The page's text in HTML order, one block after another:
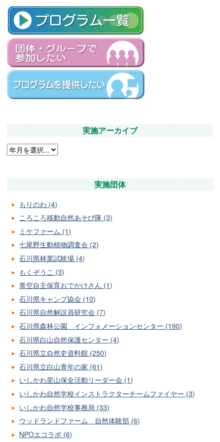
実施アーカイブ
実施団体
もりのわ (4)
ころころ移動自然あそび隊 (3)
ミケファーム (1)
七尾野生動植物調査会 (2)
石川県林業試験場 (4)
もくぞうこ (3)
青空自主保育おでかけさん (1)
石川県キャンプ協会 (10)
石川県自然解説員研究会 (7)
石川県森林公園 インフォメーションセンター (190)
石川県白山自然保護センター (4)
石川県立自然史資料館 (250)
石川県立白山青年の家 (61)
いしかわ里山保全活動リーダー会 (1)
いしかわ自然学校インストラクターチームファイヤー (3)
いしかわ自然学校事務局 (33)
ウッドランドファーム 自然体験部 (6)
NPOエコラボ (6)